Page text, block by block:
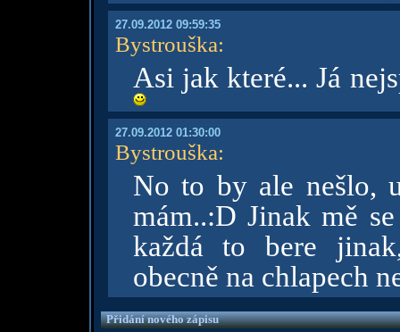
27.09.2012 09:59:35
Bystrouška:
Asi jak které... Já
27.09.2012 01:30:00
Bystrouška:
No to by ale nešlo,
mám..:D Jinak mě
každá to bere
obecně na chlapech
Přidání nového zápisu